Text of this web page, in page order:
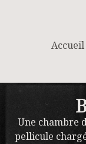
Accueil
Une chambre
pellicule